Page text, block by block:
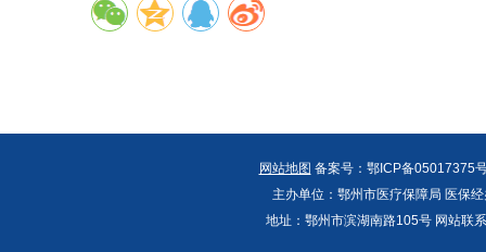
网站地图 备案号：鄂ICP备05017375
主办单位：鄂州市医疗保障局 医保
地址：鄂州市滨湖南路105号 网站